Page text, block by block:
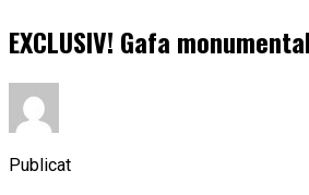
EXCLUSIV! Gafa
Publicat